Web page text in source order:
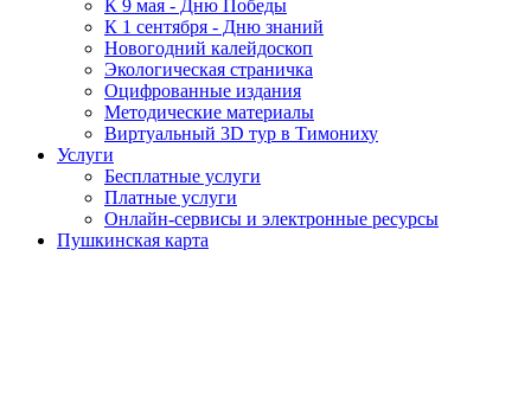
К 9 мая - Дню Победы
К 1 сентября - Дню знаний
Новогодний калейдоскоп
Экологическая страничка
Оцифрованные издания
Методические материалы
Виртуальный 3D тур в Тимониху
Услуги
Бесплатные услуги
Платные услуги
Онлайн-сервисы и электронные ресурсы
Пушкинская карта